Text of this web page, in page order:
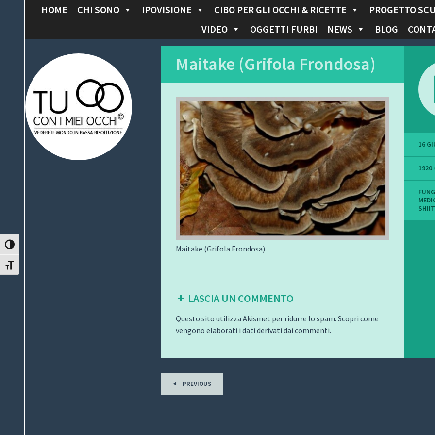
ATTIVA/DISATTIVA ALTO CONTRASTO
ATTIVA/DISATTIVA DIMENSIONE TESTO
I
C
O
N
T
HOME CHI SONO IPOVISIONE CIBO PER GLI OCCHI & RICETTE PROGETTO
VIDEO
OGGETTI FURBI NEWS BLOG
Tu con i miei
occhi
Maitake (Grifola Frondosa)
Maitake (Grifola Frondosa)
LASCIA UN COMMENTO
Questo sito utilizza Akismet per ridurre lo spam. Scopri come
vengono elaborati i dati derivati dai commenti.
16
1920
PREVIOUS